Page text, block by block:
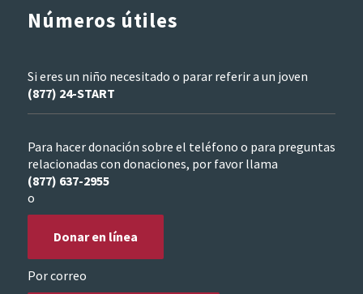
Números útiles
Si eres un niño necesitado o parar referir a un joven
(877) 24-START
Para hacer donación sobre el teléfono o para preguntas
relacionadas con donaciones, por favor llama
(877) 637-2955
o
Donar en línea
Por correo